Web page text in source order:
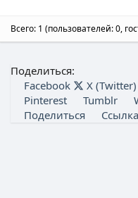
Всего: 1 (пользователей: 0,
Поделиться:
Facebook
X (Twitter)
Pinterest
Tumblr
Поделиться
Ссылка